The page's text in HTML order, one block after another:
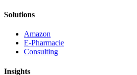
Solutions
Amazon
E-Pharmacie
Consulting
Insights